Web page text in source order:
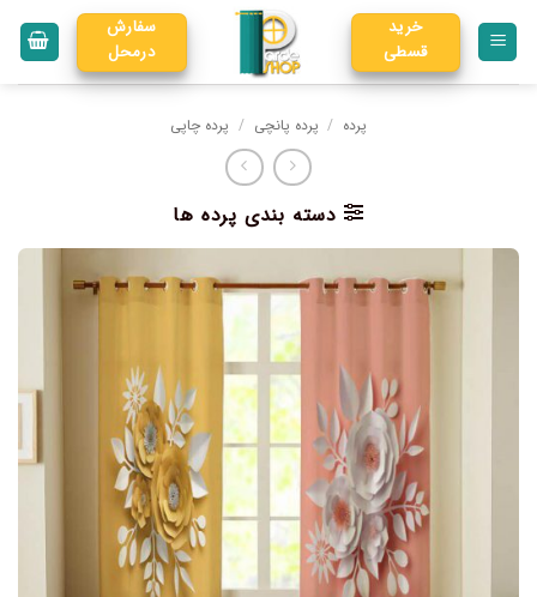
خرید
قسطی
سفارش
درمحل
پرده / پرده پانچی / پرده چاپی
دسته بندی پرده ها